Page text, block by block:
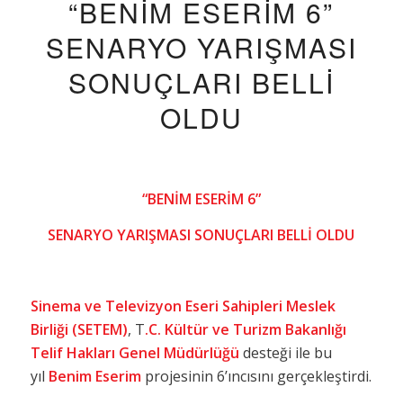
“BENİM ESERİM 6”
SENARYO YARIŞMASI
SONUÇLARI BELLİ
OLDU
“BENİM ESERİM 6”
SENARYO YARIŞMASI SONUÇLARI BELLİ OLDU
Sinema ve Televizyon Eseri Sahipleri Meslek
Birliği (SETEM), T.C. Kültür ve Turizm Bakanlığı
Telif Hakları Genel Müdürlüğü desteği ile bu
yıl Benim Eserimprojesinin 6’ıncısını gerçekleştirdi.